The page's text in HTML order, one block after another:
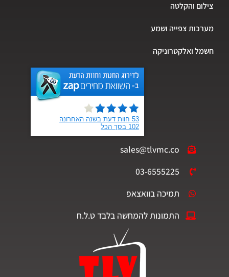
צילום והקלטה
מערכות צפייה ושמע
חשמל ואלקטרוניקה
sales@tlvmc.co
03-6555225
תמיכה בוואצאפ
התמונות להמחשה בלבד ט.ל.ח